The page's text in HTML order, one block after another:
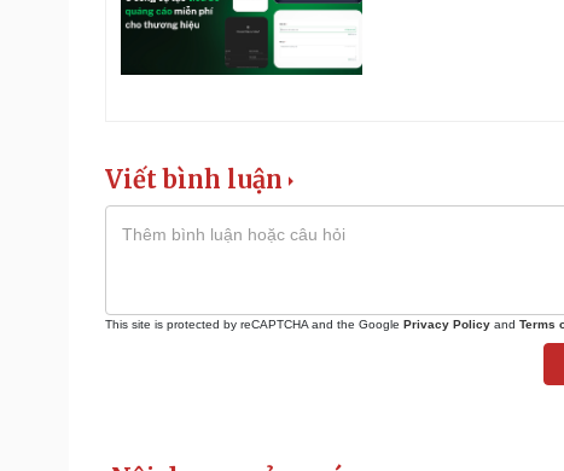
Viết bình luận
This site is protected by reCAPTCHA and the Google Privacy Policy and Terms